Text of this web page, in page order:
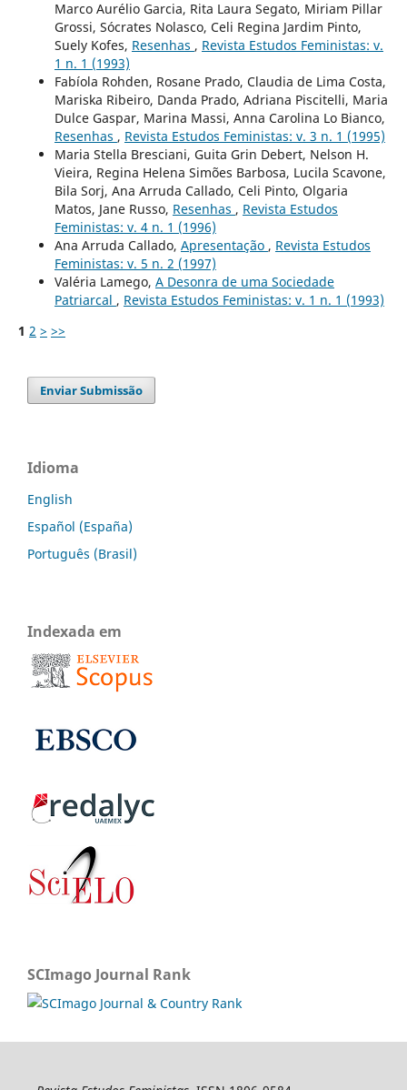
Marco Aurélio Garcia, Rita Laura Segato, Miriam Pillar
Grossi, Sócrates Nolasco, Celi Regina Jardim Pinto,
Suely Kofes, Resenhas , Revista Estudos Feministas: v.
1 n. 1 (1993)
Fabíola Rohden, Rosane Prado, Claudia de Lima Costa,
Mariska Ribeiro, Danda Prado, Adriana Piscitelli, Maria
Dulce Gaspar, Marina Massi, Anna Carolina Lo Bianco,
Resenhas , Revista Estudos Feministas: v. 3 n. 1 (1995)
Maria Stella Bresciani, Guita Grin Debert, Nelson H.
Vieira, Regina Helena Simões Barbosa, Lucila Scavone,
Bila Sorj, Ana Arruda Callado, Celi Pinto, Olgaria
Matos, Jane Russo, Resenhas , Revista Estudos
Feministas: v. 4 n. 1 (1996)
Ana Arruda Callado, Apresentação , Revista Estudos
Feministas: v. 5 n. 2 (1997)
Valéria Lamego, A Desonra de uma Sociedade
Patriarcal , Revista Estudos Feministas: v. 1 n. 1 (1993)
1 2 > >>
Enviar Submissão
Idioma
English
Español (España)
Português (Brasil)
Indexada em
SCImago Journal Rank